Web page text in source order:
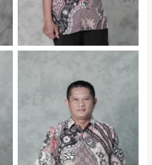
Abdul Rokhim, A.Md. –
Staf Yayasan